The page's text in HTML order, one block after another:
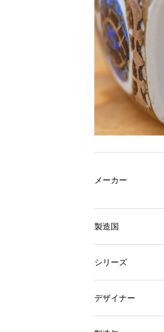
メーカー
製造国
シリーズ
デザイナー